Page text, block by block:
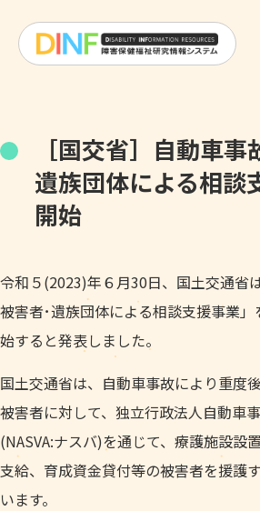
［国交省］自動車事
遺族団体による相談
開始
令和５(2023)年６月30日、国土交通省
被害者･遺族団体による相談支援事業
始すると発表しました。
国土交通省は、自動車事故により重度
被害者に対して、独立行政法人自動車
(NASVA:ナスバ)を通じて、療護施設設
支給、育成資金貸付等の被害者を援護
います。